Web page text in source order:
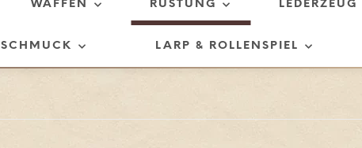
WAFFEN RÜSTUNG LEDERZEUG
SCHMUCK LARP & ROLLENSPIEL